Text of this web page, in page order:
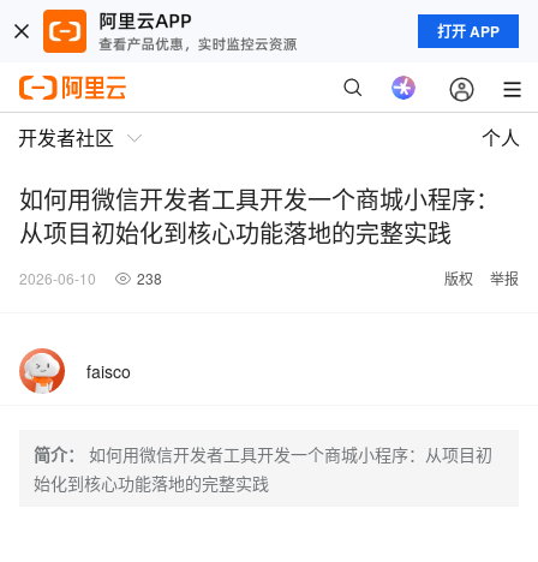
打开 APP
开发者社区 个人
如何用微信开发者工具开发一个商城小程序：
从项目初始化到核心功能落地的完整实践
2026-06-10 238 版权 举报
faisco
简介：
如何用微信开发者工具开发一个商城小程序：从项目初
始化到核心功能落地的完整实践